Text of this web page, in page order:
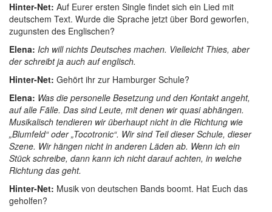
Hinter-Net: Auf Eurer ersten Single findet sich ein Lied mit
deutschem Text. Wurde die Sprache jetzt über Bord geworfen,
zugunsten des Englischen?
Elena: Ich will nichts Deutsches machen. Vielleicht Thies, aber
der schreibt ja auch auf englisch.
Hinter-Net: Gehört ihr zur Hamburger Schule?
Elena: Was die personelle Besetzung und den Kontakt angeht,
auf alle Fälle. Das sind Leute, mit denen wir quasi abhängen.
Musikalisch tendieren wir überhaupt nicht in die Richtung wie
„Blumfeld“ oder „Tocotronic“. Wir sind Teil dieser Schule, dieser
Szene. Wir hängen nicht in anderen Läden ab. Wenn ich ein
Stück schreibe, dann kann ich nicht darauf achten, in welche
Richtung das geht.
Hinter-Net: Musik von deutschen Bands boomt. Hat Euch das
geholfen?